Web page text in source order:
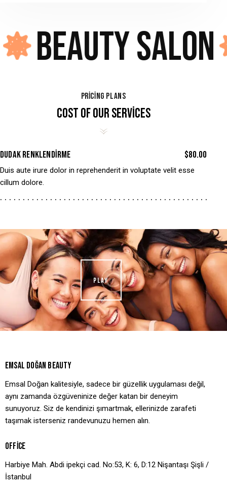
Beauty salon
PRICING PLANS
COST OF OUR SERVICES
DUDAK RENKLENDIRME $80.00
Duis aute irure dolor in reprehenderit in voluptate velit esse
cillum dolore.
PLAY
EMSAL DOĞAN BEAUTY
Emsal Doğan kalitesiyle, sadece bir güzellik uygulaması değil,
aynı zamanda özgüveninize değer katan bir deneyim
sunuyoruz. Siz de kendinizi şımartmak, ellerinizde zarafeti
taşımak isterseniz randevunuzu hemen alın.
OFFICE
Harbiye Mah. Abdi ipekçi cad. No:53, K: 6, D:12 Nişantaşı Şişli /
İstanbul